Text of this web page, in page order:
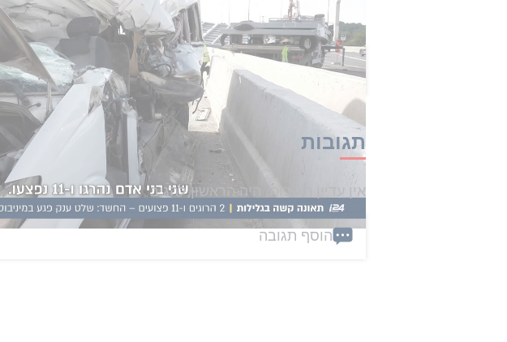
הכתבה הזו קיבלה 0 תגובות
תגובות
אין עדיין תגובות. היה הראשון להגיב
הוסף תגובה